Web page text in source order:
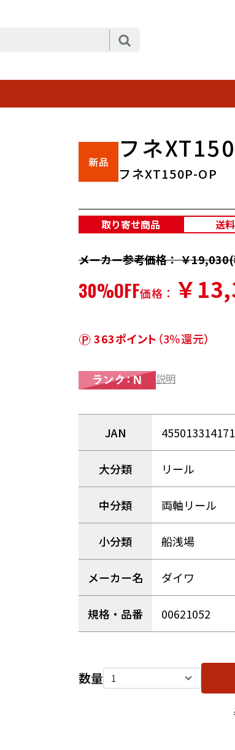
フネ
フネXT150P-OP
取り寄せ商品 送
メーカー参考価格： ￥
30%OFF価格： ￥
363ポイント （3％還元）
説明
JAN
大分類 リール
中分類 両軸リール
小分類 船浅場
メーカー名 ダイワ
規格・品番 00621052
数量